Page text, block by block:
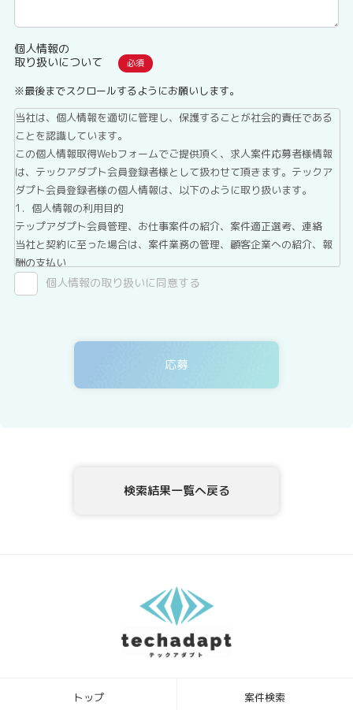
個人情報の
取り扱いについて
※最後までスクロールするようにお願いします。
当社は、個人情報を適切に管理し、保護することが社会的責任である
ことを認識しています。
この個人情報取得Webフォームでご提供頂く、求人案件応募者様情報
は、テックアダプト会員登録者様として扱わせて頂きます。テックア
ダプト会員登録者様の個人情報は、以下のように取り扱います。
1．個人情報の利用目的
テップアダプト会員管理、お仕事案件の紹介、案件適正選考、連絡
当社と契約に至った場合は、案件業務の管理、顧客企業への紹介、報
酬の支払い
2．第三者提供について
テックアダプト会員登録者情報は、法令に基づく場合、委託する場合
ィングサービス事業者等に委託する場合がありますが、委託先につい
ては、当社が運用する個人情報保護マネジメントシステムにより管理
者提供記録の開示を、当社に申し出ることができます。ご請求方法
テックアダプト会員登録者様が、当社に個人情報を提供されるかどう
かは、任意によるものです。ただし、必要な情報をご提供いただけな
い場合、上記1.の利用目的の達成に支障がでる場合があります。
6．本Webサイトへアクセスしたことを契機として機械的に取得される
[お問合せ・苦情相談窓口]
個人情報の取り扱いに同意する
検索結果一覧へ戻る
トップ 案件検索